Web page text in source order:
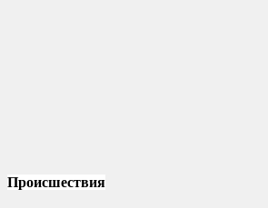
Происшествия